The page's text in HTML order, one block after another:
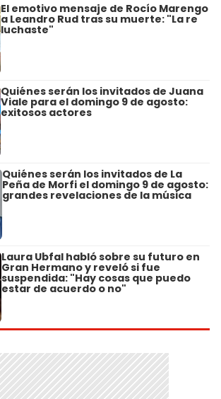
El emotivo mensaje de Rocío Marengo
a Leandro Rud tras su muerte: "La re
luchaste"
Quiénes serán los invitados de Juana
Viale para el domingo 9 de agosto:
exitosos actores
Quiénes serán los invitados de La
Peña de Morfi el domingo 9 de agosto:
grandes revelaciones de la música
Laura Ubfal habló sobre su futuro en
Gran Hermano y reveló si fue
suspendida: "Hay cosas que puedo
estar de acuerdo o no"